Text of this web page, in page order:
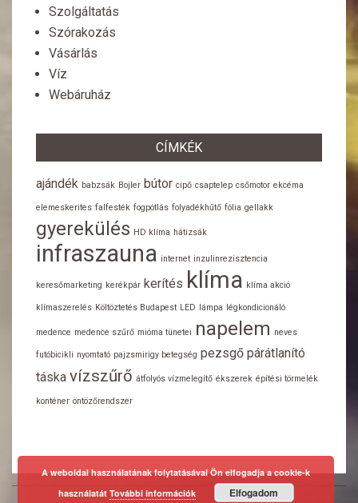
Szolgáltatás
Szórakozás
Vásárlás
Víz
Webáruház
CÍMKÉK
ajándék babzsák Bojler bútor cipő csaptelep csőmotor ekcéma
elemeskerites falfesték fogpótlás folyadékhűtő fólia gellakk
gyerekülés HD klíma hátizsák
infraszauna internet inzulinrezisztencia
keresőmarketing kerékpár kerítés klíma klíma akció
klímaszerelés Költöztetés Budapest LED lámpa légkondicionáló
medence medence szűrő mióma tünetei napelem neves
futóbicikli nyomtató pajzsmirigy betegség pezsgő párátlanító
táska vízszűrő átfolyós vízmelegítő ékszerek építési törmelék
konténer öntözőrendszer
A weboldal használatának folytatásával Ön elfogadja a cookie-k
használatát További információk Elfogadom